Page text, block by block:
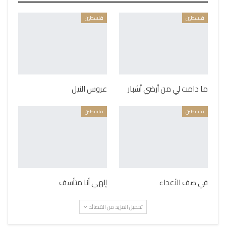
فلسطين
ما دامت لي من أرضي أشبار
فلسطين
عروس النيل
فلسطين
في صف الأعداء
فلسطين
إلهي أنا متأسف
تحميل المزيد من القصائد